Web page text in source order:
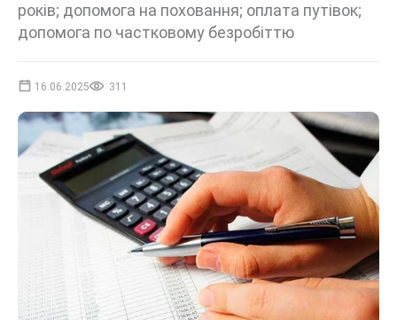
років; допомога на поховання; оплата путівок;
допомога по частковому безробіттю
16.06.2025 311